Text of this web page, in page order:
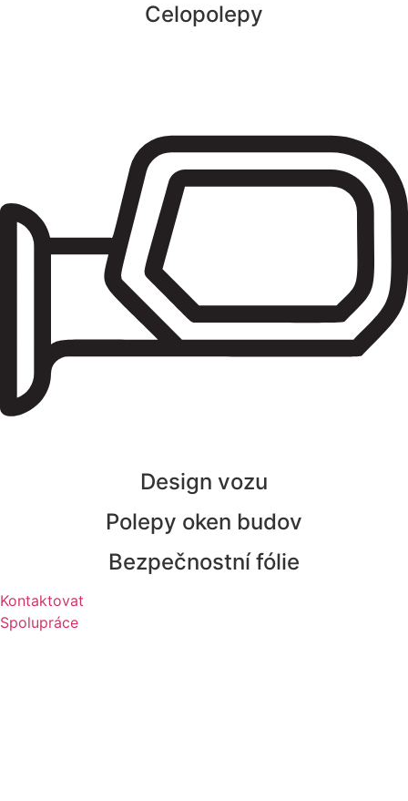
Celopolepy
Design vozu
Polepy oken budov
Bezpečnostní fólie
Kontaktovat
Spolupráce